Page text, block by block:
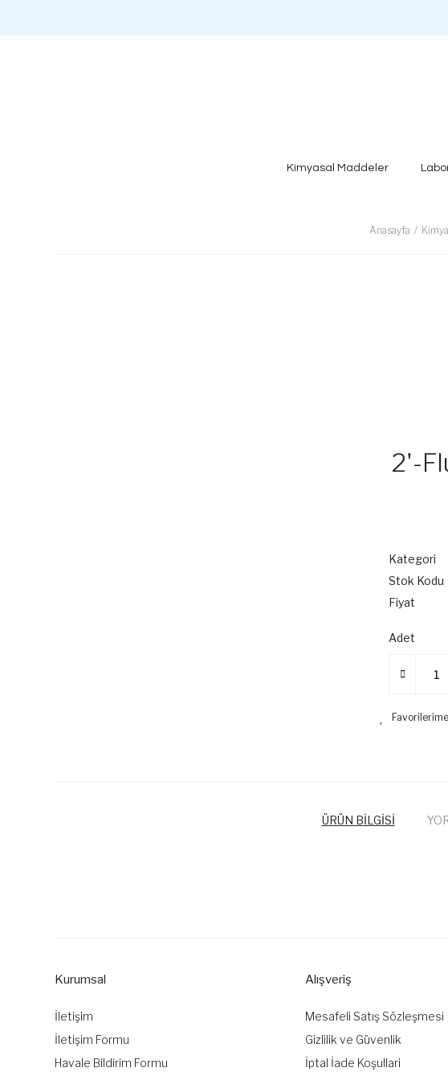
Kimyasal Maddeler
Anasayfa
2'-
Kategori
Stok Kodu
Fiyat
Adet
ÜRÜN BİLGİSİ
Ürün bilgilerinde hatalar bulunuyor.
Bu ürüne benzer farklı alternatifler olmalı.
Kurumsal
İletişim
İletişim Formu
Havale Bildirim Formu
Alışveriş
Mesafeli Satış Sözleşmesi
Gizlilik ve Güvenlik
İptal İade Koşullari